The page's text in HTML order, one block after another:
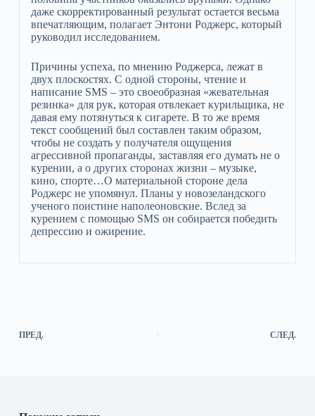
даже скорректированный результат остается весьма
впечатляющим, полагает Энтони Роджерс, который
руководил исследованием.
Причины успеха, по мнению Роджерса, лежат в
двух плоскостях. С одной стороны, чтение и
написание SMS – это своеобразная «жевательная
резинка» для рук, которая отвлекает курильщика, не
давая ему потянуться к сигарете. В то же время
текст сообщений был составлен таким образом,
чтобы не создать у получателя ощущения
агрессивной пропаганды, заставляя его думать не о
курении, а о других сторонах жизни – музыке,
кино, спорте…О материальной стороне дела
Роджерс не упомянул. Планы у новозеландского
ученого поистине наполеоновские. Вслед за
курением с помощью SMS он собирается победить
депрессию и ожирение.
ПРЕД. СЛЕД.